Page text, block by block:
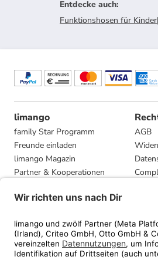
Entdecke auch:
Funktionshosen für Kinder|
limango
family Star Programm
Freunde einladen
limango Magazin
Partner & Kooperationen
Presse
AGB